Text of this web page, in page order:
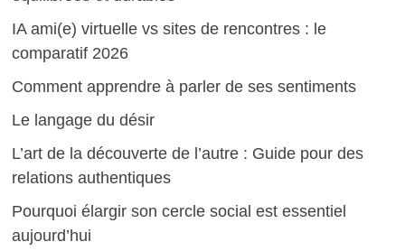
IA ami(e) virtuelle vs sites de rencontres : le
comparatif 2026
Comment apprendre à parler de ses sentiments
Le langage du désir
L’art de la découverte de l’autre : Guide pour des
relations authentiques
Pourquoi élargir son cercle social est essentiel
aujourd’hui